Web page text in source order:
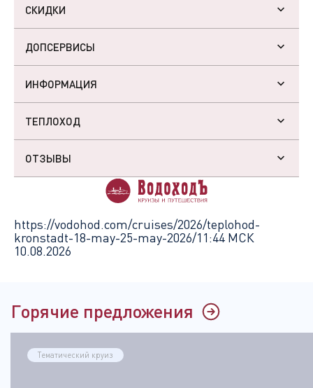
СКИДКИ
ДОПСЕРВИСЫ
ИНФОРМАЦИЯ
ТЕПЛОХОД
ОТЗЫВЫ
https://vodohod.com/cruises/2026/teplohod-
kronstadt-18-may-25-may-2026/11:44 МСК
10.08.2026
Горячие предложения
Тематический круиз